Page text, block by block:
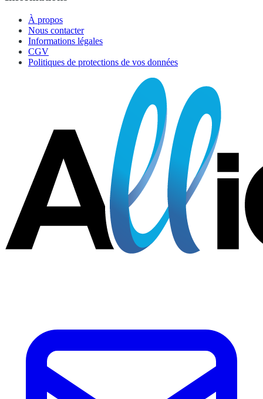
À propos
Nous contacter
Informations légales
CGV
Politiques de protections de vos données